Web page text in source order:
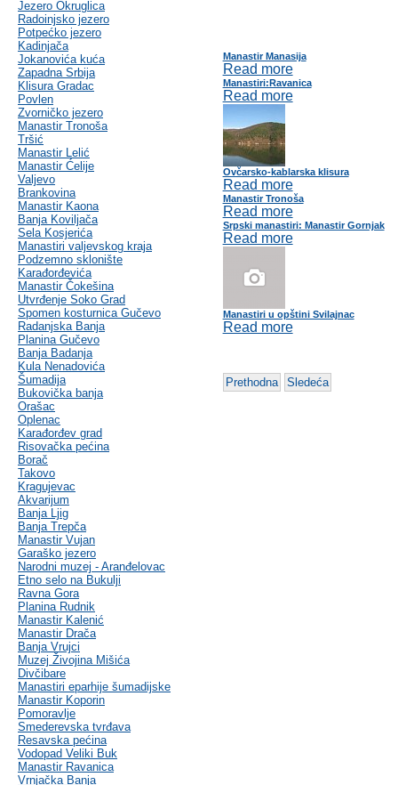
Jezero Okruglica
Radoinjsko jezero
Potpećko jezero
Kadinjača
Jokanovića kuća
Zapadna Srbija
Klisura Gradac
Povlen
Zvorničko jezero
Manastir Tronoša
Tršić
Manastir Lelić
Manastir Ćelije
Valjevo
Brankovina
Manastir Kaona
Banja Koviljača
Sela Kosjerića
Manastiri valjevskog kraja
Podzemno sklonište
Karađorđevića
Manastir Čokešina
Utvrđenje Soko Grad
Spomen kosturnica Gučevo
Radanjska Banja
Planina Gučevo
Banja Badanja
Kula Nenadovića
Šumadija
Bukovička banja
Orašac
Oplenac
Karađorđev grad
Risovačka pećina
Borač
Takovo
Kragujevac
Akvarijum
Banja Ljig
Banja Trepča
Manastir Vujan
Garaško jezero
Narodni muzej - Aranđelovac
Etno selo na Bukulji
Ravna Gora
Planina Rudnik
Manastir Kalenić
Manastir Drača
Banja Vrujci
Muzej Živojina Mišića
Divčibare
Manastiri eparhije šumadijske
Manastir Koporin
Pomoravlje
Smederevska tvrđava
Resavska pećina
Vodopad Veliki Buk
Manastir Ravanica
Vrnjačka Banja
Manastir Manasija
Read more
Manastiri:Ravanica
Read more
Ovčarsko-kablarska klisura
Read more
Manastir Tronoša
Read more
Srpski manastiri: Manastir Gornjak
Read more
Manastiri u opštini Svilajnac
Read more
Prethodna Sledeća